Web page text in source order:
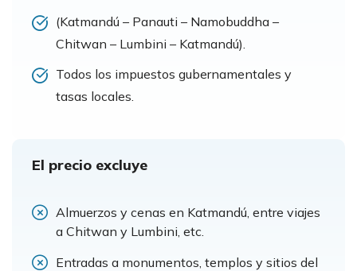
(Katmandú – Panauti – Namobuddha –
Chitwan – Lumbini – Katmandú).
Todos los impuestos gubernamentales y
tasas locales.
El precio excluye
Almuerzos y cenas en Katmandú, entre viajes
a Chitwan y Lumbini, etc.
Entradas a monumentos, templos y sitios del